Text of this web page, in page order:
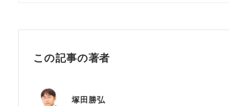
この記事の著者
塚田勝弘